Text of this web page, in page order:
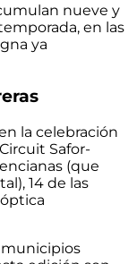
nueve y
en las
ya
la celebración
Safor-
(que
14 de las
municipios